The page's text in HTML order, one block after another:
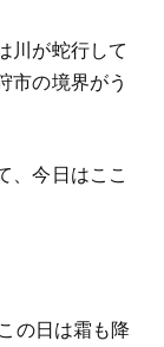
川が蛇行して
市の境界がう
、今日はここ
の日は霜も降